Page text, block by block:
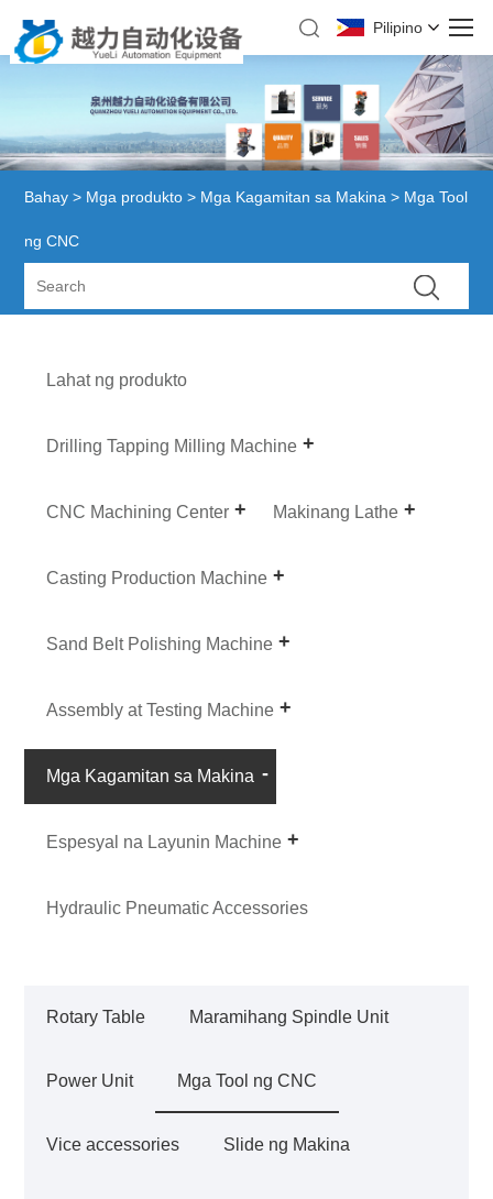
Pilipino
Bahay > Mga produkto > Mga Kagamitan sa Makina > Mga Tool
ng CNC
Lahat ng produkto
Drilling Tapping Milling Machine
CNC Machining Center Makinang Lathe
Casting Production Machine
Sand Belt Polishing Machine
Assembly at Testing Machine
Mga Kagamitan sa Makina
Espesyal na Layunin Machine
Hydraulic Pneumatic Accessories
Rotary Table Maramihang Spindle Unit
Power Unit Mga Tool ng CNC
Vice accessories Slide ng Makina